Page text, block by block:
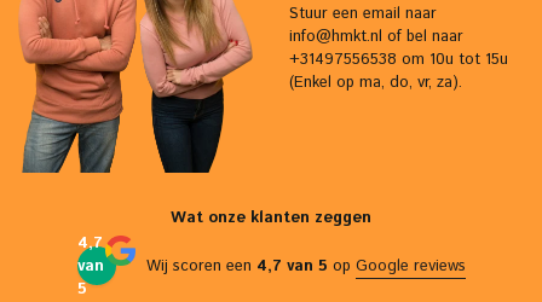
Stuur een email naar
info@hmkt.nl of bel naar
+31497556538 om 10u tot 15u
(Enkel op ma, do, vr, za).
Wat onze klanten zeggen
4,7
van
5
Wij scoren een 4,7 van 5 op Google reviews